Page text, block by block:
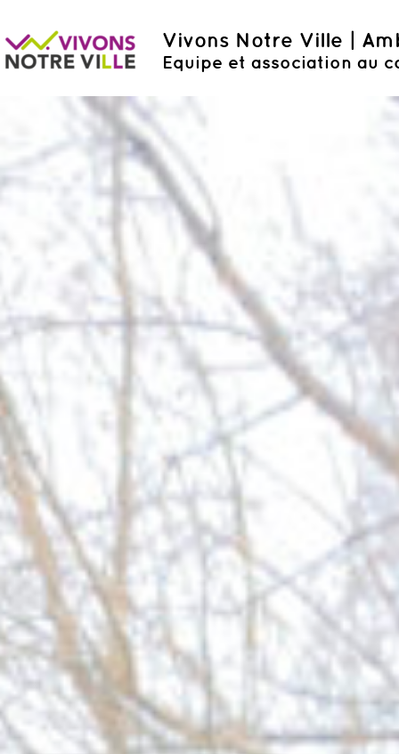
Vivons Notre Ville |
Equipe et association au